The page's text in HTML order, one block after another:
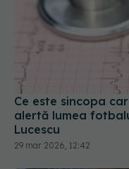
Ce este sincopa
alertă lumea
Lucescu
29 mar 2026, 12:42